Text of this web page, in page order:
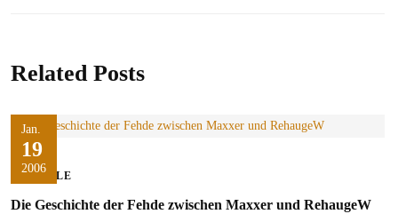
Related Posts
Jan.
19
2006
SPIELE
Die Geschichte der Fehde zwischen Maxxer und RehaugeW